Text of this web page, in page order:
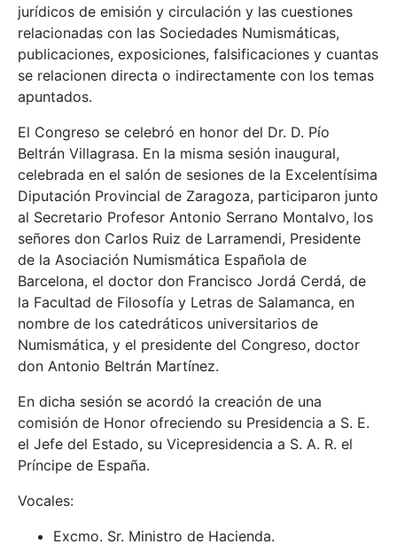
jurídicos de emisión y circulación y las cuestiones
relacionadas con las Sociedades Numismáticas,
publicaciones, exposiciones, falsificaciones y cuantas
se relacionen directa o indirectamente con los temas
apuntados.
El Congreso se celebró en honor del Dr. D. Pío
Beltrán Villagrasa. En la misma sesión inaugural,
celebrada en el salón de sesiones de la Excelentísima
Diputación Provincial de Zaragoza, participaron junto
al Secretario Profesor Antonio Serrano Montalvo, los
señores don Carlos Ruiz de Larramendi, Presidente
de la Asociación Numismática Española de
Barcelona, el doctor don Francisco Jordá Cerdá, de
la Facultad de Filosofía y Letras de Salamanca, en
nombre de los catedráticos universitarios de
Numismática, y el presidente del Congreso, doctor
don Antonio Beltrán Martínez.
En dicha sesión se acordó la creación de una
comisión de Honor ofreciendo su Presidencia a S. E.
el Jefe del Estado, su Vicepresidencia a S. A. R. el
Príncipe de España.
Vocales:
Excmo. Sr. Ministro de Hacienda.